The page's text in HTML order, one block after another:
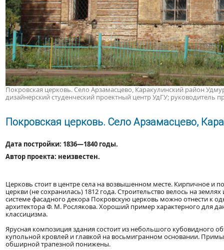
Покровская церковь. Село Арзамасцево, Каракулинский район
дизайнерский студенческий проектный центр УдГУ;
Покровская церковь. Село Арзамасцево,
Дата постройки: 1836—1840 годы.
Автор проекта: неизвестен.
Церковь стоит в центре села на возвышенном месте. Кирпичное и
церкви (не сохранилась) 1812 года. Строительство велось на
системе фасадного декора Покровскую церковь можно отнести к
архитектора Ф. М. Рослякова. Хороший пример характерного для
классицизма.
Ярусная композиция здания состоит из небольшого кубовидного
купольной кровлей и главкой на восьмигранном основании.
обширной трапезной понижены.